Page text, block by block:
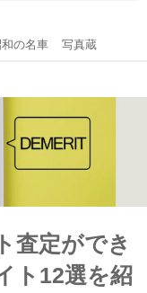
和の名車 写真蔵
査定ができ
ト12選を紹